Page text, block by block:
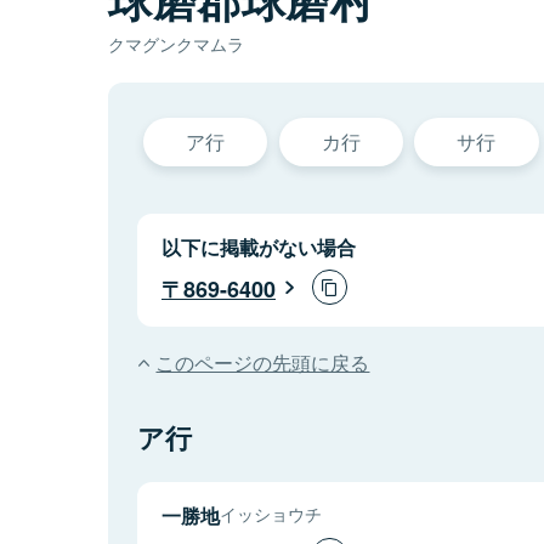
クマグンクマムラ
ア行 カ行 サ行
以下に掲載がない場合
869-6400
このページの先頭に戻る
ア行
一勝地イッショウチ